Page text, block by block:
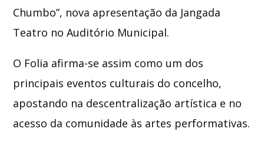
Chumbo”, nova apresentação da Jangada
Teatro no Auditório Municipal.
O Folia afirma-se assim como um dos
principais eventos culturais do concelho,
apostando na descentralização artística e no
acesso da comunidade às artes performativas.